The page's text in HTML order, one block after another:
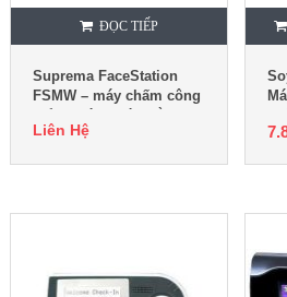
ĐỌC TIẾP
Suprema FaceStation
FSMW – máy chấm công
khuôn mặt và thẻ
Liên Hệ
và